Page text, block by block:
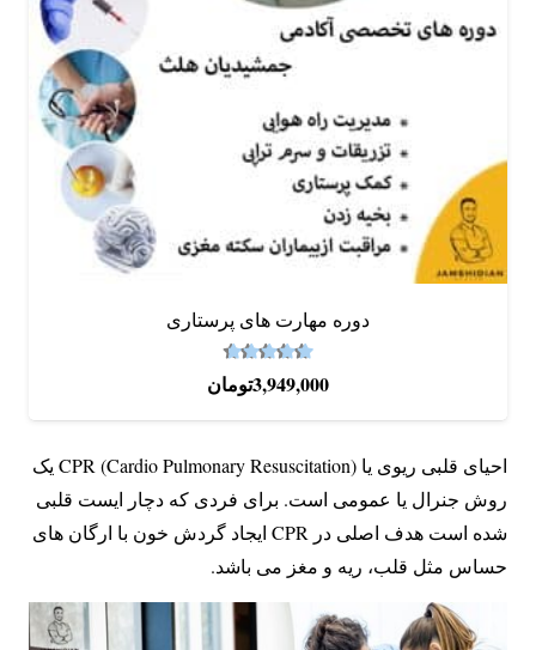
دوره‌ مهارت های پرستاری
از 5 3,949,000تومان
احیای قلبی ریوی یا CPR (Cardio Pulmonary Resuscitation) یک
روش جنرال یا عمومی است. برای فردی که دچار ایست قلبی
شده است هدف اصلی در CPR ایجاد گردش خون با ارگان های
حساس مثل قلب، ریه و مغز می باشد.